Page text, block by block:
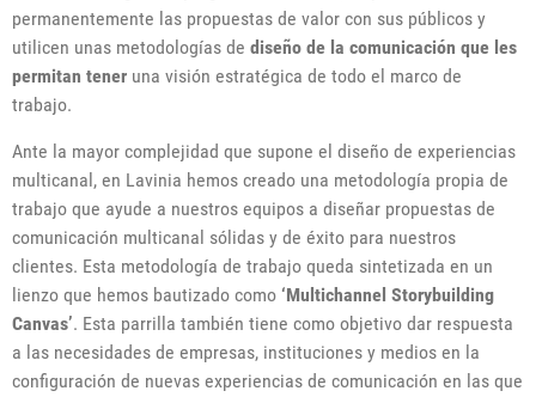
permanentemente las propuestas de valor con sus públicos y
utilicen unas metodologías de diseño de la comunicación que les
permitan tener una visión estratégica de todo el marco de
trabajo.
Ante la mayor complejidad que supone el diseño de experiencias
multicanal, en Lavinia hemos creado una metodología propia de
trabajo que ayude a nuestros equipos a diseñar propuestas de
comunicación multicanal sólidas y de éxito para nuestros
clientes. Esta metodología de trabajo queda sintetizada en un
lienzo que hemos bautizado como ‘Multichannel Storybuilding
Canvas’. Esta parrilla también tiene como objetivo dar respuesta
a las necesidades de empresas, instituciones y medios en la
configuración de nuevas experiencias de comunicación en las que